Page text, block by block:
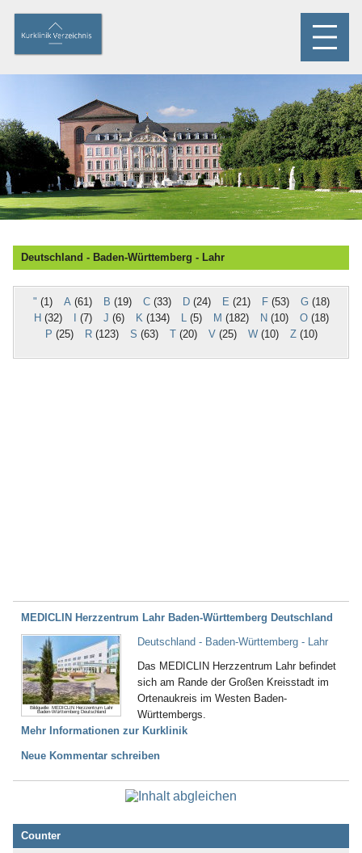
Deutschland - Baden-Württemberg - Lahr
" (1) A(61) B (19) C(33) D(24) E (21) F(53) G(18)
H (32) (7) J (6) K(134) L(5) M (182) N (10) O(18)
P (25) R(123) S (63) T(20) V(25) W(10) Z(10)
MEDICLIN Herzzentrum Lahr Baden-Württemberg Deutschland
Bildquelle: MEDICLIN Herzzentrum Lahr
Baden-Württemberg Deutschland
Deutschland - Baden-Württemberg - Lahr
Das MEDICLIN Herzzentrum Lahr befindet
sich am Rande der Großen Kreisstadt im
Ortenaukreis im Westen Baden-
Württembergs.
Mehr Informationen zur Kurklinik
Neue Kommentar schreiben
Counter